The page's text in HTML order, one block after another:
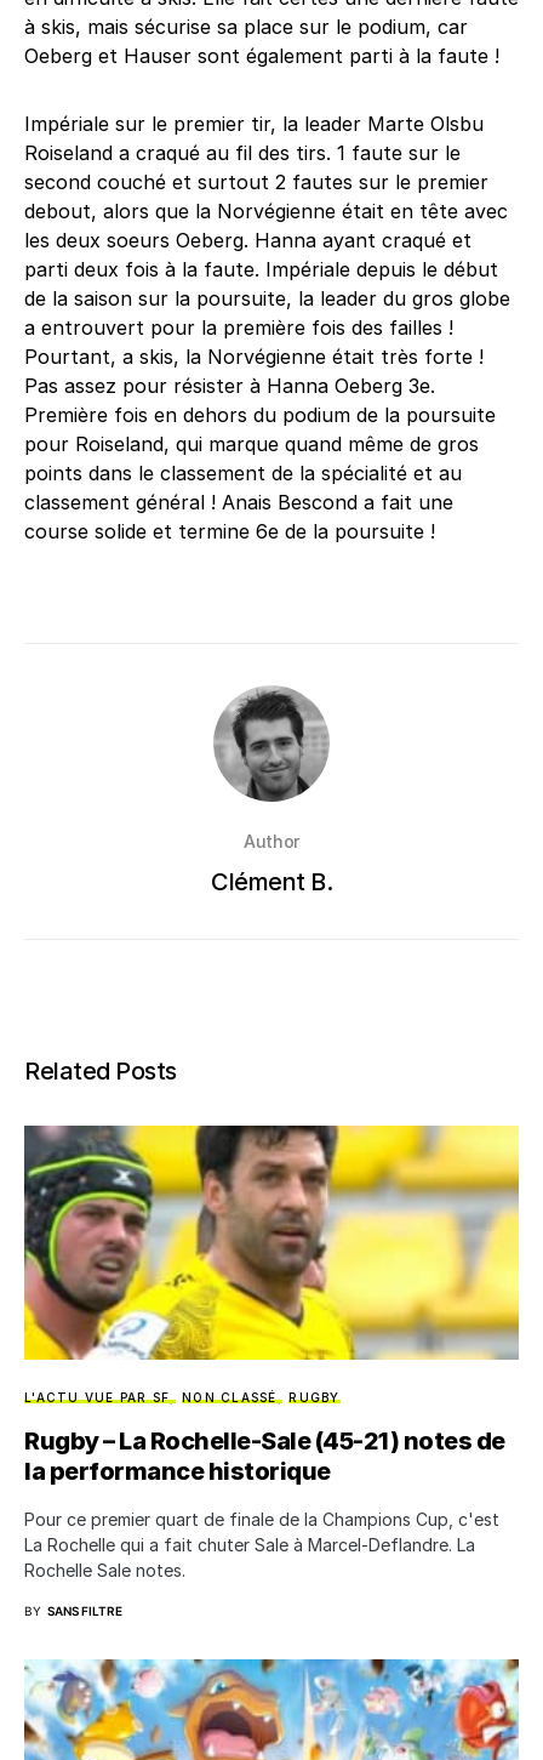
à skis, mais sécurise sa place sur le podium, car
Oeberg et Hauser sont également parti à la faute !
Impériale sur le premier tir, la leader Marte Olsbu
Roiseland a craqué au fil des tirs. 1 faute sur le
second couché et surtout 2 fautes sur le premier
debout, alors que la Norvégienne était en tête avec
les deux soeurs Oeberg. Hanna ayant craqué et
parti deux fois à la faute. Impériale depuis le début
de la saison sur la poursuite, la leader du gros globe
a entrouvert pour la première fois des failles !
Pourtant, a skis, la Norvégienne était très forte !
Pas assez pour résister à Hanna Oeberg 3e.
Première fois en dehors du podium de la poursuite
pour Roiseland, qui marque quand même de gros
points dans le classement de la spécialité et au
classement général ! Anais Bescond a fait une
course solide et termine 6e de la poursuite !
Author
Clément B.
Related Posts
L'ACTU VUE PAR SF NON CLASSÉ RUGBY
Rugby – La Rochelle-Sale (45-21) notes de
la performance historique
Pour ce premier quart de finale de la Champions Cup, c'est
La Rochelle qui a fait chuter Sale à Marcel-Deflandre. La
Rochelle Sale notes.
BY SANS FILTRE